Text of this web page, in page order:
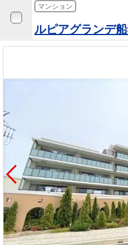
マンション
ルピアグランデ